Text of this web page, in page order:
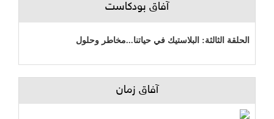
آفاق بودكاست
الحلقة الثالثة: البلاستيك في حياتنا...مخاطر وحلول
آفاق زمان